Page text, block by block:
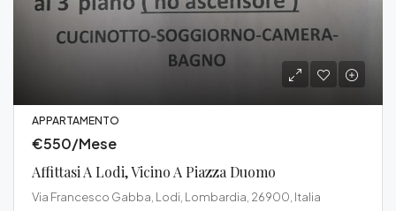
APPARTAMENTO
€550/Mese
Affittasi A Lodi, Vicino A Piazza Duomo
Via Francesco Gabba, Lodi, Lombardia, 26900, Italia